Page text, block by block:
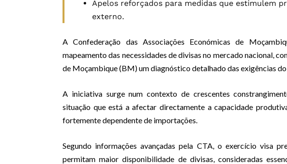
Apelos reforçados para medidas que estimulem
externo.
A Confederação das Associações Económicas de
mapeamento das necessidades de divisas no mercado nacional,
de Moçambique (BM) um diagnóstico detalhado das exigências
A iniciativa surge num contexto de crescentes
situação que está a afectar directamente a capacidade
fortemente dependente de importações.
Segundo informações avançadas pela CTA, o exercício visa
permitam maior disponibilidade de divisas, consideradas